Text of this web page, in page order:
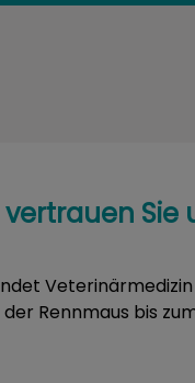
Sie
Veterinärmedizin
Rennmaus bis